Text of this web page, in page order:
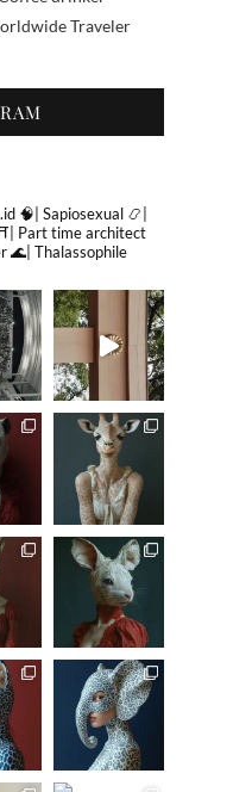
Traveler
🧠| Sapiosexual 📿|
Part time architect
🌊| Thalassophile